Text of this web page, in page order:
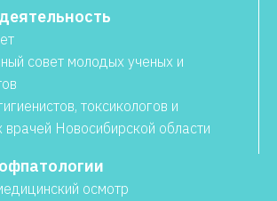
совет молодых ученых и
токсикологов и
врачей Новосибирской области
осмотр